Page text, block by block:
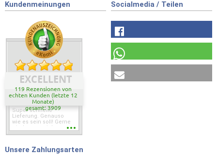
Kundenmeinungen
EXCELLENT
119 Rezensionen von
echten Kunden (letzte 12
Monate)
gesamt: 3909
Super schnelle
Lieferung. Genauso
wie es sein soll! Gerne
wieder wenn ich was
Socialmedia / Teilen
Unsere Zahlungsarten